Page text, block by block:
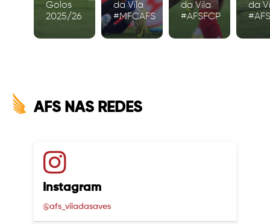
Golos
2025/26
da Vila
#MFCAFS
da Vila
#AFSFCP
da
AFS NAS REDES
Instagram
@afs_viladasaves